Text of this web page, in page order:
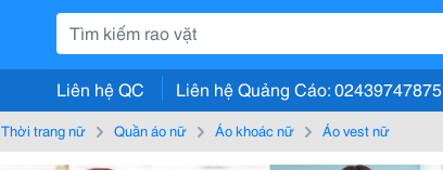
Liên hệ QC Liên hệ Quảng Cáo: 02439747875
Thời trang nữ Quần áo nữ Áo khoác nữ Áo vest nữ